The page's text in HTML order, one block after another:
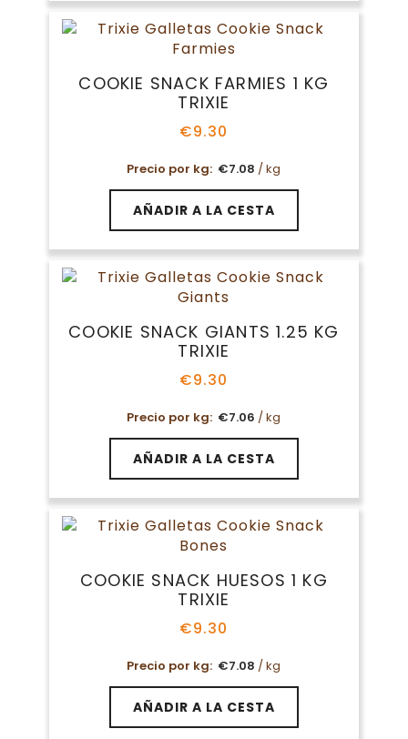
COOKIE SNACK FARMIES 1 KG
TRIXIE
€9.30
Precio por kg: €7.08 / kg
AÑADIR A LA CESTA
COOKIE SNACK GIANTS 1.25 KG
TRIXIE
€9.30
Precio por kg: €7.06 / kg
AÑADIR A LA CESTA
COOKIE SNACK HUESOS 1 KG
TRIXIE
€9.30
Precio por kg: €7.08 / kg
AÑADIR A LA CESTA